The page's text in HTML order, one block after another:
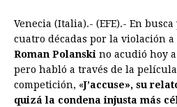
c
e
b
o
s
s
e
n
a
s
A
r
e
a
d
n
e
r
Venecia (Italia).- (EFE).- En
cuatro décadas por la violación a
Roman Polanski no acudió hoy
pero habló a través de la
competición, «J’accuse», su
quizá la condena injusta más